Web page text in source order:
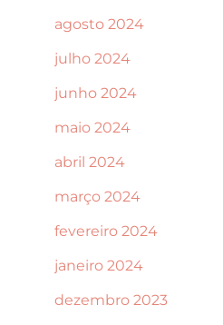
agosto 2024
julho 2024
junho 2024
maio 2024
abril 2024
março 2024
fevereiro 2024
janeiro 2024
dezembro 2023